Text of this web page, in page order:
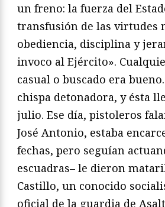
un freno: la fuerza del
transfusión de las virtudes
obediencia, disciplina y
invoco al Ejército».
casual o buscado era
chispa detonadora, y ésta
julio. Ese día, pistoleros
José Antonio, estaba
fechas, pero seguían
escuadras– le dieron
Castillo, un conocido
oficial de la guardia de